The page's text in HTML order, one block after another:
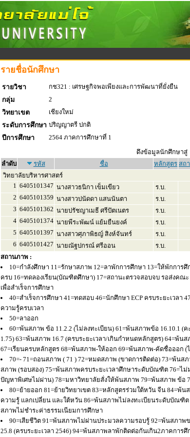
รายชื่อนักศึกษา
รายวิชา
กช321 : เศรษฐกิจพอเพียงและการพัฒนาที่ยั่งยืน
กลุ่ม
2
วิทยาเขต
เชียงใหม่
ระดับการศึกษา ปริญญาตรี ปกติ
ปีการศึกษา
2564 ภาคการศึกษาที่ 1
ดึงข้อมูลนักศึกษาสู่
ลำดับ
รหัส ชื่อ หลักสูตร สถ
วิทยาลัยบริหารศาสตร์
1 6405101347 นางสาวธนิกา เข็มเขียว ร.บ.
2 6405101359 นางสาวปนัดดา แสนนันตา ร.บ.
3 6405101362 นายปรัชญาเมธี ศรีปัตเนตร ร.บ.
4 6405101374 นายพีระพัฒน์ แย้มยืนยงค์ ร.บ.
5 6405101397 นางสาวศุภาพิธญ์ สิงห์จันทร์ ร.บ.
6 6405101427 นายณัฐปกรณ์ ศรีออน ร.บ.
สถานภาพ :
10=กำลังศึกษา 11=รักษาสภาพ 12=ลาพักการศึกษา 13=ให้พักการ
ครบ 16=ทดลองเรียน(บัณฑิตศึกษา) 17=สถานะตรวจสอบจบ รอส่งคณ
เพื่อสำเร็จการศึกษา
40=สำเร็จการศึกษา 41=ทดสอบ 46=นักศึกษา ECP ครบระยะเวล
ความรู้ครบเวลา
50=ลาออก
60=พ้นสภาพ ข้อ 11.2.2 (ไม่ลงทะเบียน) 61=พ้นสภาพข้อ 16.10.1 (
1.75) 63=พ้นสภาพ 16.7 (ครบระยะเวลา/เกินกำหนดหลักสูตร) 64=พ้
67=เรียนครบหลักสูตร 68=พ้นสภาพ-ให้ออก 69=พ้นสภาพ-คัดชื่อออก (
70=- 71=ถอนสภาพ ( 71 ) 72=หมดสภาพ (ขาดการติดต่อ) 73=พ้น
สภาพ (รอบสอง) 75=พ้นสภาพครบระยะเวลาศึกษาระดับบัณฑิต 76=
ปัญหาพิเศษไม่ผ่าน) 78=มหาวิทยาลัยสั่งให้พ้นสภาพ 79=พ้นสภาพ ข้อ
80=ย้ายออก 81=ย้ายวิทยาเขต 83=หลักสูตรร่วมใต้หวัน จีน 84=
ความรู้ แลกเปลี่ยน และใต้หวัน 86=พ้นสภาพไม่ลงทะเบียนระดับบัณฑิ
สภาพไม่ชำระค่าธรรมเนียมการศึกษา
90=เสียชีวิต 91=พ้นสภาพไม่ผ่านประมวลความรอบรู้ 92=พ้นสภา
25.8 (ครบระยะเวลา 2546) 94=พ้นสภาพลาพักติดต่อกันเกิน2ภาคกา